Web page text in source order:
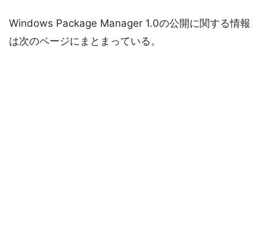
Windows Package Manager 1.0の公開に関する情報
は次のページにまとまっている。